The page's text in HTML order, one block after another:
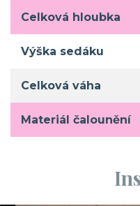
Celková hloubka
Výška sedáku
Celková váha
Materiál čalounění